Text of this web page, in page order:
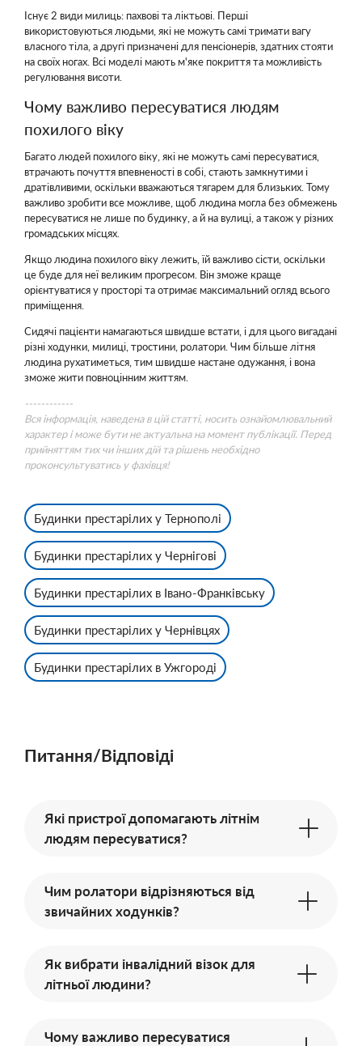
Існує 2 види милиць: пахвові та ліктьові. Перші
використовуються людьми, які не можуть самі тримати вагу
власного тіла, а другі призначені для пенсіонерів, здатних стояти
на своїх ногах. Всі моделі мають м'яке покриття та можливість
регулювання висоти.
Чому важливо пересуватися людям
похилого віку
Багато людей похилого віку, які не можуть самі пересуватися,
втрачають почуття впевненості в собі, стають замкнутими і
дратівливими, оскільки вважаються тягарем для близьких. Тому
важливо зробити все можливе, щоб людина могла без обмежень
пересуватися не лише по будинку, а й на вулиці, а також у різних
громадських місцях.
Якщо людина похилого віку лежить, їй важливо сісти, оскільки
це буде для неї великим прогресом. Він зможе краще
орієнтуватися у просторі та отримає максимальний огляд всього
приміщення.
Сидячі пацієнти намагаються швидше встати, і для цього вигадані
різні ходунки, милиці, тростини, ролатори. Чим більше літня
людина рухатиметься, тим швидше настане одужання, і вона
зможе жити повноцінним життям.
------------
Вся інформація, наведена в цій статті, носить ознайомлювальний
характер і може бути не актуальна на момент публікації. Перед
прийняттям тих чи інших дій та рішень необхідно
проконсультуватись у фахівця!
Будинки престарілих у Тернополі
Будинки престарілих у Чернігові
Будинки престарілих в Івано-Франківську
Будинки престарілих у Чернівцях
Будинки престарілих в Ужгороді
Питання/Відповіді
Які пристрої допомагають літнім
людям пересуватися?
Чим ролатори відрізняються від
звичайних ходунків?
Як вибрати інвалідний візок для
літньої людини?
Чому важливо пересуватися